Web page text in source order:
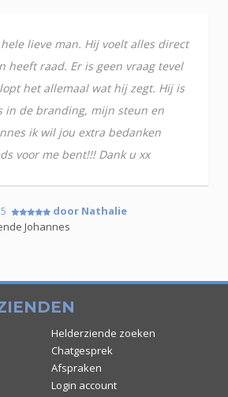
lieve man. Hij voelt alles direct
heeft raad. Er is geen vraag tevel
het allemaal wat hij zegt. Hij is
in de branding, mijn steun en
ik wil jou extra bedanken
voor me bent!!! Dank u xx
door Nathalie
Johannes
Helderziende zoeken
Chatgesprek
Afspraken
Login account